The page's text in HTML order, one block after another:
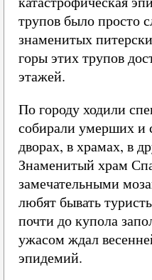
трупов было просто
знаменитых
горы этих трупов
этажей.
По городу ходили
собирали умерших и
дворах, в храмах, в
Знаменитый храм
замечательными
любят бывать
почти до купола
ужасом ждал
эпидемий.